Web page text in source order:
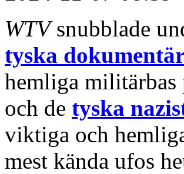
WTVsnubblade
tyska
hemliga militärbas
och de tyska
viktiga och
mest kända ufos